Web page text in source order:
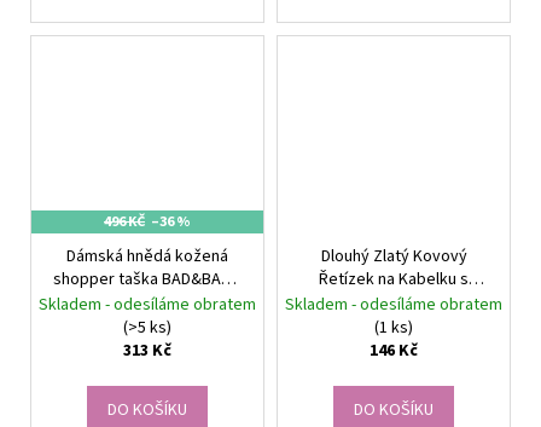
496 KČ –36 %
Dámská hnědá kožená
shopper taška BAD&BAGS
s doplňky
Skladem - odesíláme obratem
(>5 ks)
313 Kč
DO KOŠÍKU
Dlouhý Zlatý Kovový
Řetízek na Kabelku s
Karabinou, 120 cm, 1 cm
Šířka
Skladem - odesíláme obratem
(1 ks)
146 Kč
DO KOŠÍKU